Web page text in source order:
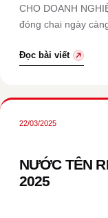
CHO DOANH
đóng chai ngày
Đọc bài viết
22/03/2025
NƯỚC TÊN
2025